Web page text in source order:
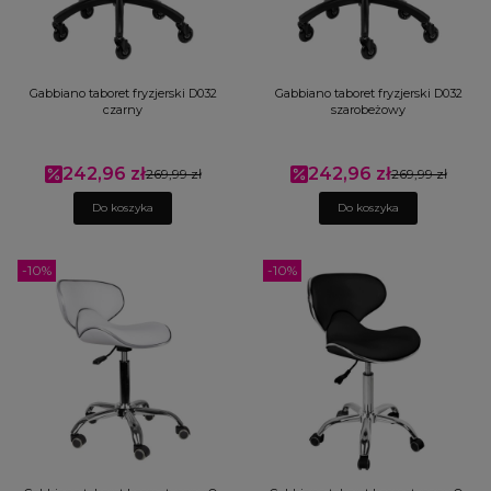
Gabbiano taboret fryzjerski D032
czarny
Cena promocyjna
242,96 zł269,99 zł
Do koszyka
Gabbiano taboret fryzjerski D032
szarobeżowy
Cena promocyjna
242,96 zł269,99 zł
Do koszyka
-10% -10%